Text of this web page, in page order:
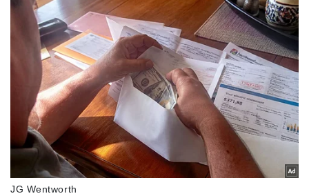
Tư vấn luật
Phân tích